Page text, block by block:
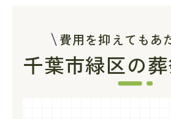
費用を抑えてもあ
千葉市緑区の